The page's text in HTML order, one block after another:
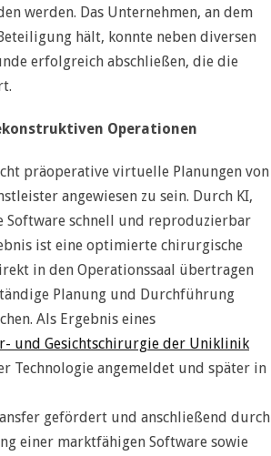
werden. Das Unternehmen, an dem
hält, konnte neben diversen
erfolgreich abschließen, die die
Operationen
präoperative virtuelle Planungen von
angewiesen zu sein. Durch KI,
schnell und reproduzierbar
ist eine optimierte chirurgische
in den Operationssaal übertragen
Planung und Durchführung
Als Ergebnis eines
und Gesichtschirurgie der Uniklinik
Technologie angemeldet und später in
gefördert und anschließend durch
einer marktfähigen Software sowie